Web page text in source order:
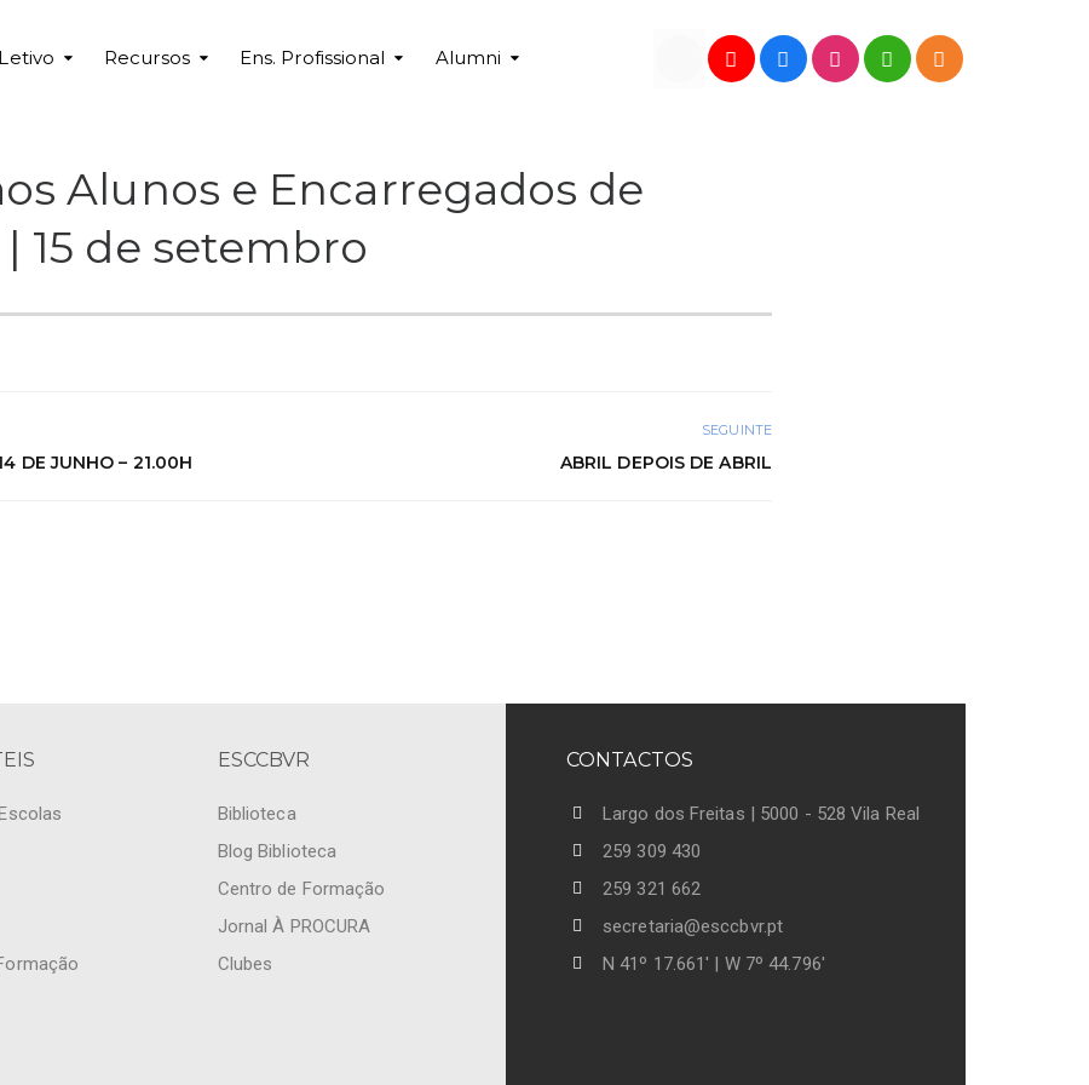
Recursos Ens. Profissional Alumni
Alunos e Encarregados de
15 de setembro
DE JUNHO – 21.00H
SEGUINTE
ABRIL DEPOIS DE ABRIL
ESCCBVR
Biblioteca
Blog Biblioteca
Centro de Formação
Jornal À PROCURA
Clubes
CONTACTOS
Largo dos Freitas | 5000 - 528 Vila Real
259 309 430
259 321 662
secretaria@esccbvr.pt
N 41º 17.661' | W 7º 44.796'